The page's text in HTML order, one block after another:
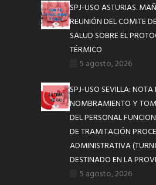
SPJ-USO ASTURIAS.
REUNIÓN DEL COMITE
SALUD SOBRE EL
TÉRMICO
5 agosto, 2026
SPJ-USO SEVILLA:
NOMBRAMIENTO Y
DEL PERSONAL
DE TRAMITACIÓN
ADMINISTRATIVA
DESTINADO EN LA
5 agosto, 2026